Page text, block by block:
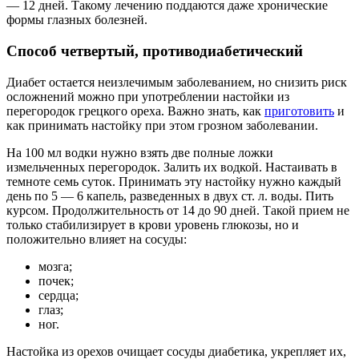
— 12 дней. Такому лечению поддаются даже хронические
формы глазных болезней.
Способ четвертый, противодиабетический
Диабет остается неизлечимым заболеванием, но снизить риск
осложнений можно при употреблении настойки из
перегородок грецкого ореха. Важно знать, как приготовить и
как принимать настойку при этом грозном заболевании.
На 100 мл водки нужно взять две полные ложки
измельченных перегородок. Залить их водкой. Настаивать в
темноте семь суток. Принимать эту настойку нужно каждый
день по 5 — 6 капель, разведенных в двух ст. л. воды. Пить
курсом. Продолжительность от 14 до 90 дней. Такой прием не
только стабилизирует в крови уровень глюкозы, но и
положительно влияет на сосуды:
мозга;
почек;
сердца;
глаз;
ног.
Настойка из орехов очищает сосуды диабетика, укрепляет их,